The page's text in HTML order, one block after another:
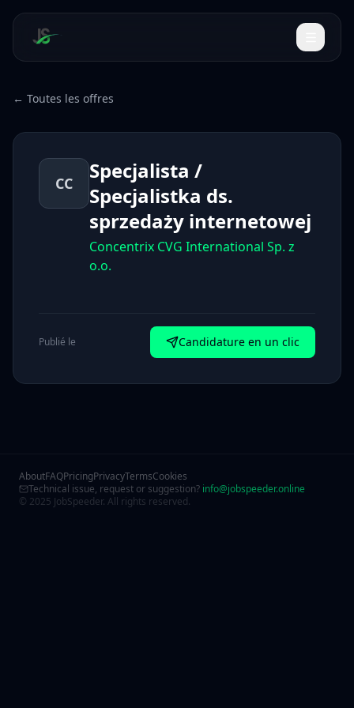
← Toutes les offres
CC
Specjalista /
Specjalistka ds.
sprzedaży internetowej
Concentrix CVG International Sp. z
o.o.
Publié le Candidature en un clic
AboutFAQPricingPrivacyTermsCookies
Technical issue, request or suggestion? info@jobspeeder.online
© 2025 JobSpeeder. All rights reserved.